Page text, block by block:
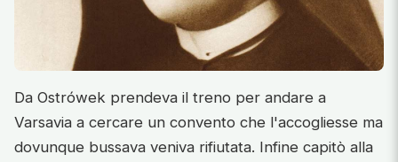
Da Ostrówek prendeva il treno per andare a
Varsavia a cercare un convento che l'accogliesse ma
dovunque bussava veniva rifiutata. Infine capitò alla